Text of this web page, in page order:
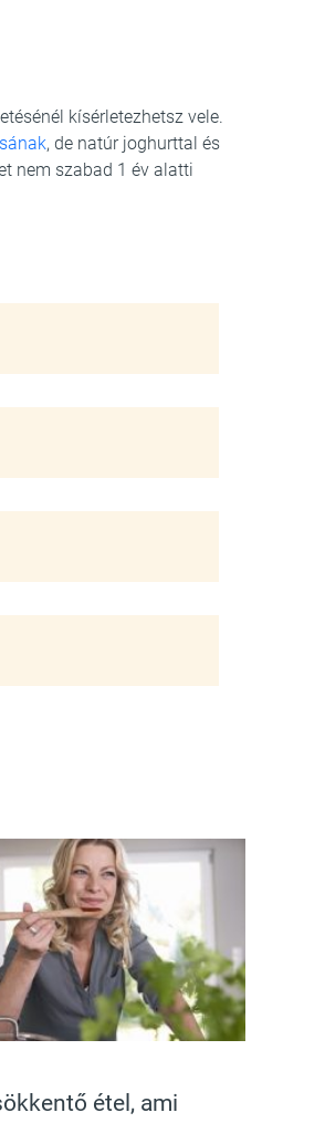
kísérletezhetsz vele.
, de natúr joghurttal és
nem szabad 1 év alatti
étel, ami